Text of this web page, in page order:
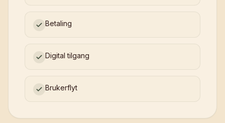
Betaling
Digital tilgang
Brukerflyt